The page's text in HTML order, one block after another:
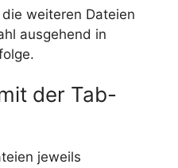
weiteren Dateien
ausgehend in
der Tab-
jeweils